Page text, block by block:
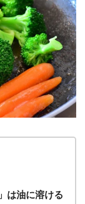
」は油に溶ける